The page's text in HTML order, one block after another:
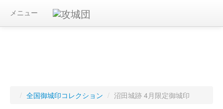
メニュー
/ 全国御城印コレクション / 沼田城跡 4月限定御城印